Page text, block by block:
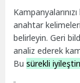
anahtar
belirleyin. Geri
analiz ederek
Busürekli